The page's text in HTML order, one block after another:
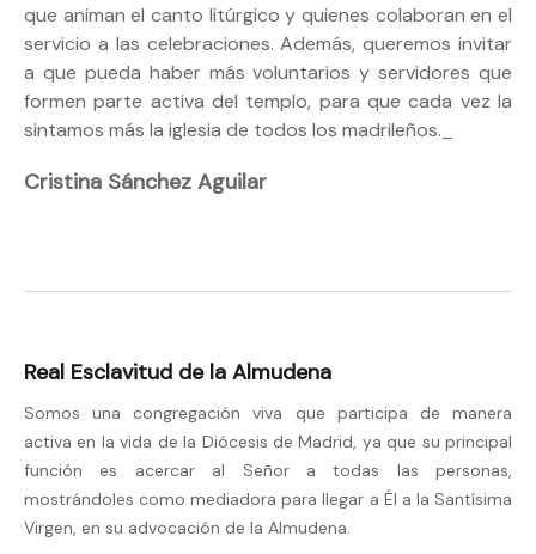
que animan el canto litúrgico y quienes colaboran en el
servicio a las celebraciones. Además, queremos invitar
a que pueda haber más voluntarios y servidores que
formen parte activa del templo, para que cada vez la
sintamos más la iglesia de todos los madrileños._
Cristina Sánchez Aguilar
Real Esclavitud de la Almudena
Somos una congregación viva que participa de manera
activa en la vida de la Diócesis de Madrid, ya que su principal
función es acercar al Señor a todas las personas,
mostrándoles como mediadora para llegar a Él a la Santísima
Virgen, en su advocación de la Almudena.